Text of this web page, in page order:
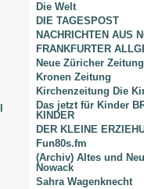
Die Welt
DIE TAGESPOST
NACHRICHTEN AUS
FRANKFURTER
Neue Züricher Zeitung
Kronen Zeitung
Kirchenzeitung Die
Das jetzt für Kinder
KINDER
DER KLEINE
Fun80s.fm
(Archiv) Altes und
Nowack
Sahra Wagenknecht